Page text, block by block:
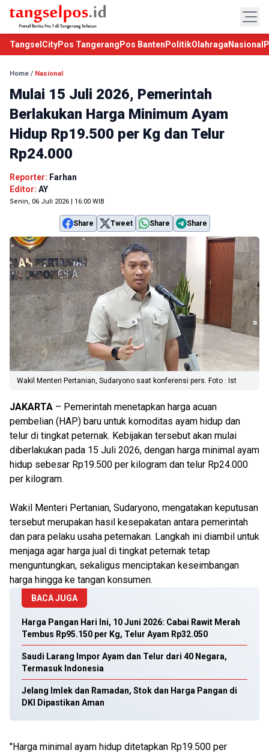
TangselCityPos Tangerang Pos Banten PolitikOlahraga Nasional
Home / Nasional
Mulai 15 Juli 2026, Pemerintah
Berlakukan Harga Minimum Ayam
Hidup Rp19.500 per Kg dan Telur
Rp24.000
Reporter: Farhan
Editor: AY
Senin, 06 Juli 2026 | 16:00 WIB
Share Tweet Share Share
Wakil Menteri Pertanian, Sudaryono saat konferensi pers. Foto : Ist
JAKARTA – Pemerintah menetapkan harga acuan
pembelian (HAP) baru untuk komoditas ayam hidup dan
telur di tingkat peternak. Kebijakan tersebut akan mulai
diberlakukan pada 15 Juli 2026, dengan harga minimal ayam
hidup sebesar Rp19.500 per kilogram dan telur Rp24.000
per kilogram.
Wakil Menteri Pertanian, Sudaryono, mengatakan keputusan
tersebut merupakan hasil kesepakatan antara pemerintah
dan para pelaku usaha peternakan. Langkah ini diambil untuk
menjaga agar harga jual di tingkat peternak tetap
menguntungkan, sekaligus menciptakan keseimbangan
harga hingga ke tangan konsumen.
BACA JUGA
Harga Pangan Hari Ini, 10 Juni 2026: Cabai Rawit Merah
Tembus Rp95.150 per Kg, Telur Ayam Rp32.050
Saudi Larang Impor Ayam dan Telur dari 40 Negara,
Termasuk Indonesia
Jelang Imlek dan Ramadan, Stok dan Harga Pangan di
DKI Dipastikan Aman
"Harga minimal ayam hidup ditetapkan Rp19.500 per